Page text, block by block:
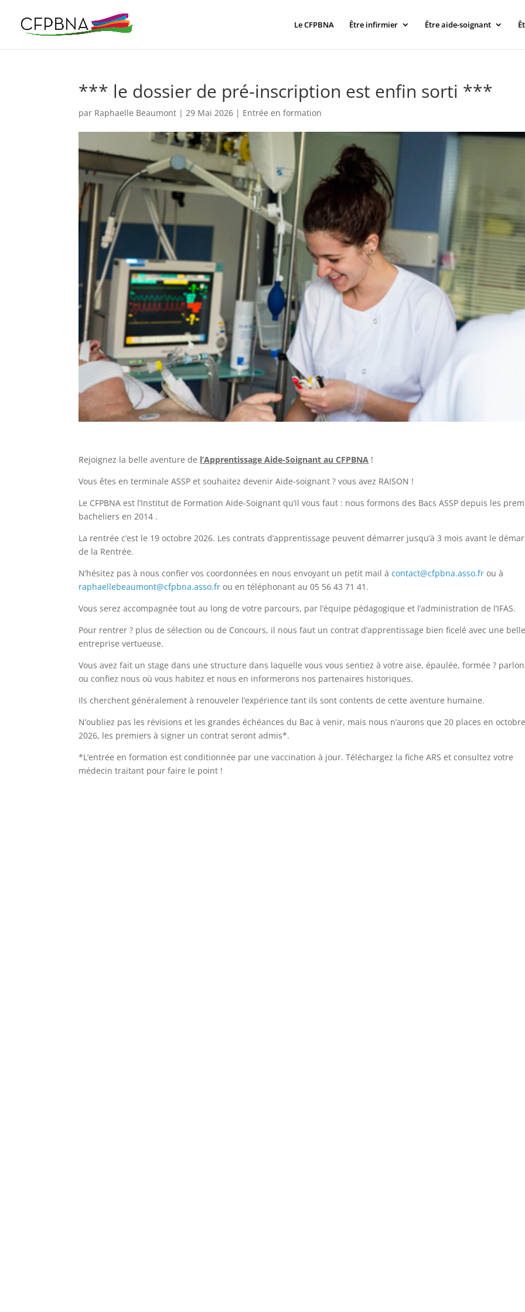
Le CFPBNA Être infirmier Être aide-soignant
*** le dossier de pré-inscription est enfin sorti ***
par Raphaelle Beaumont |29 Mai 2026 | Entrée en formation
Rejoignez la belle aventure de l’Apprentissage Aide-Soignant au CFPBNA !
Vous êtes en terminale ASSP et souhaitez devenir Aide-soignant ?vous avez RAISON !
Le CFPBNA est l’Institut de Formation Aide-Soignant qu’il vous faut : nous formons des Bacs ASSP depuis les
bacheliers en 2014 .
La rentrée c’est le 19 octobre 2026. Les contrats d’apprentissage peuvent démarrer jusqu’à 3 mois avant le
de la Rentrée.
N’hésitez pas à nous confier vos coordonnées en nous envoyant un petit mail àcontact@cfpbna.asso.fr ou à
raphaellebeaumont@cfpbna.asso.fr ou en téléphonant au 05 56 43 71 41.
Vous serez accompagnée tout au long de votre parcours, par l’équipe pédagogique et l’administration de l’IFAS.
Pour rentrer ? plus de sélection ou de Concours, il nous faut un contrat d’apprentissage bien ficelé avec une belle
entreprise vertueuse.
Vous avez fait un stage dans une structure dans laquelle vous vous sentiez à votre aise, épaulée, formée ?
ou confiez nous où vous habitez et nous en informerons nos partenaires historiques.
Ils cherchent généralement à renouveler l’expérience tant ils sont contents de cette aventure humaine.
N’oubliez pas les révisions et les grandes échéances du Bac à venir, mais nous n’aurons que 20 places en octobre
2026, les premiers à signer un contrat seront admis*.
*L’entrée en formation est conditionnée par une vaccination à jour. Téléchargez la fiche ARS et consultez votre
médecin traitant pour faire le point !